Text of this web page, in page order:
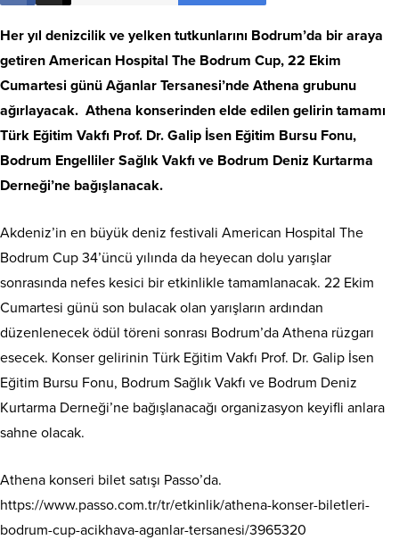
Her yıl denizcilik ve yelken tutkunlarını Bodrum’da bir araya
getiren American Hospital The Bodrum Cup, 22 Ekim
Cumartesi günü Ağanlar Tersanesi’nde Athena grubunu
ağırlayacak. Athena konserinden elde edilen gelirin tamamı
Türk Eğitim Vakfı Prof. Dr. Galip İsen Eğitim Bursu Fonu,
Bodrum Engelliler Sağlık Vakfı ve Bodrum Deniz Kurtarma
Derneği’ne bağışlanacak.
Akdeniz’in en büyük deniz festivali American Hospital The
Bodrum Cup 34’üncü yılında da heyecan dolu yarışlar
sonrasında nefes kesici bir etkinlikle tamamlanacak. 22 Ekim
Cumartesi günü son bulacak olan yarışların ardından
düzenlenecek ödül töreni sonrası Bodrum’da Athena rüzgarı
esecek. Konser gelirinin Türk Eğitim Vakfı Prof. Dr. Galip İsen
Eğitim Bursu Fonu, Bodrum Sağlık Vakfı ve Bodrum Deniz
Kurtarma Derneği’ne bağışlanacağı organizasyon keyifli anlara
sahne olacak.
Athena konseri bilet satışı Passo’da.
https://www.passo.com.tr/tr/etkinlik/athena-konser-biletleri-
bodrum-cup-acikhava-aganlar-tersanesi/3965320